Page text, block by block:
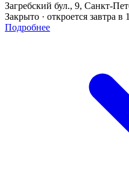
Загребский бул., 9, Санкт-
Закрыто · откроется завтра в
Подробнее